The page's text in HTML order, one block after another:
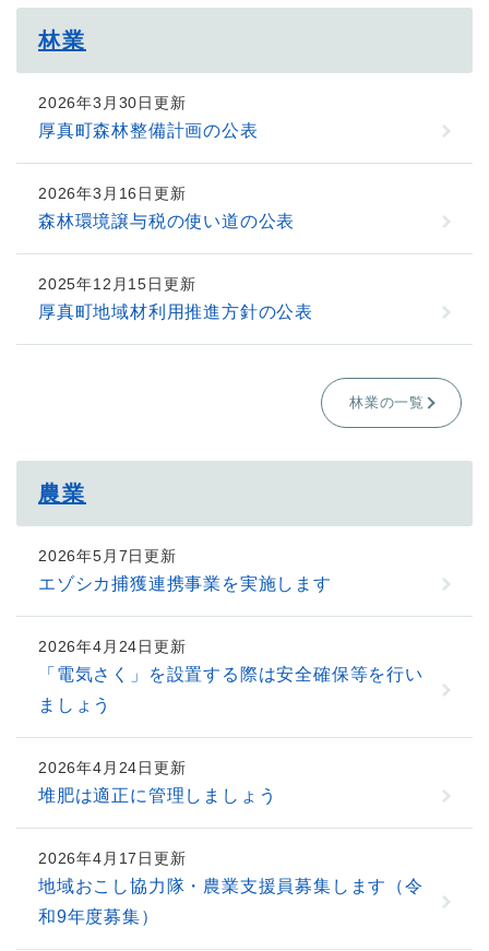
林業
2026年3月30日更新
厚真町森林整備計画の公表
2026年3月16日更新
森林環境譲与税の使い道の公表
2025年12月15日更新
厚真町地域材利用推進方針の公表
林業の一覧
農業
2026年5月7日更新
エゾシカ捕獲連携事業を実施します
2026年4月24日更新
「電気さく」を設置する際は安全確保等を行い
ましょう
2026年4月24日更新
堆肥は適正に管理しましょう
2026年4月17日更新
地域おこし協力隊・農業支援員募集します（令
和9年度募集）